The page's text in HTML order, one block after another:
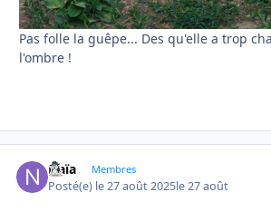
Pas folle la guêpe... Des qu'elle a trop
l'ombre !
Naïa Membres
Posté(e) le 27 août 2025le 27 août